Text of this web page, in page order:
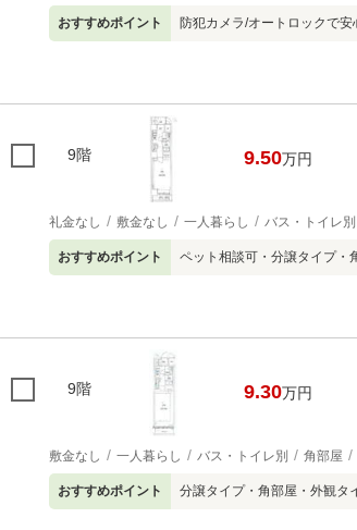
おすすめポイント 防犯カメラ/オートロックで
9階 9.50万円
礼金なし 敷金なし 一人暮らし バス・トイレ別
おすすめポイント ペット相談可・分譲タイプ・
9階 9.30万円
敷金なし 一人暮らし バス・トイレ別 角部屋
おすすめポイント 分譲タイプ・角部屋・外観タ